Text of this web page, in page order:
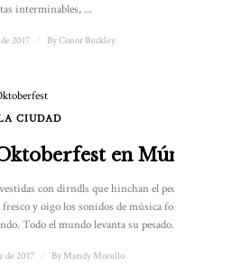
interminables, ...
2017 ByConor Buckley
CIUDAD
en Múnich
con dirndls que hinchan el pecho,
y oigo los sonidos de música folclórica
Todo el mundo levanta su pesado...
de 2017 By Mandy Morello